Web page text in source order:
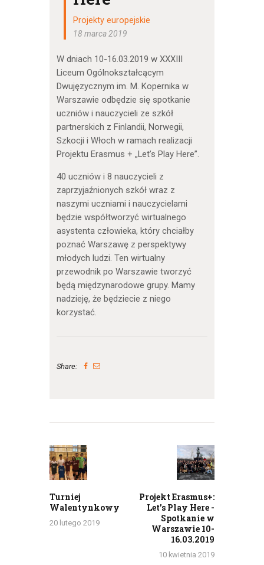
Projekty europejskie
18 marca 2019
W dniach 10-16.03.2019 w XXXIII
Liceum Ogólnokształcącym
Dwujęzycznym im. M. Kopernika w
Warszawie odbędzie się spotkanie
uczniów i nauczycieli ze szkół
partnerskich z Finlandii, Norwegii,
Szkocji i Włoch w ramach realizacji
Projektu Erasmus + „Let’s Play Here”.
40 uczniów i 8 nauczycieli z
zaprzyjaźnionych szkół wraz z
naszymi uczniami i nauczycielami
będzie współtworzyć wirtualnego
asystenta człowieka, który chciałby
poznać Warszawę z perspektywy
młodych ludzi. Ten wirtualny
przewodnik po Warszawie tworzyć
będą międzynarodowe grupy. Mamy
nadzieję, że będziecie z niego
korzystać.
Share:
wpisu
Turniej
Walentynkowy
20 lutego 2019
Projekt Erasmus+:
Let’s Play Here -
Spotkanie w
Warszawie 10-
16.03.2019
10 kwietnia 2019